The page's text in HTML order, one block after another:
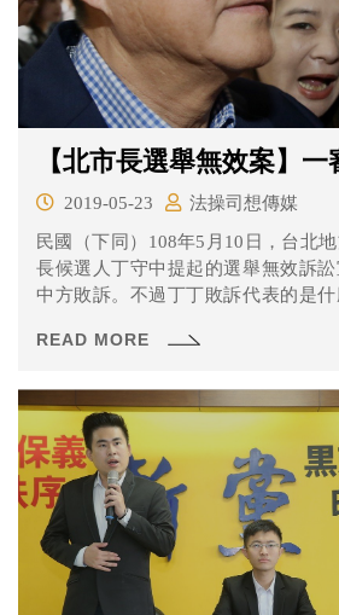
【北市長選舉無效案】
2019-05-23
法操司想傳媒
民國（下同）108年5月10日，台北
長候選人丁守中提起的選舉無效訴
中方敗訴。不過丁丁敗訴代表的是
的理由到底是什麼呢？讓《法操》帶
READ MORE